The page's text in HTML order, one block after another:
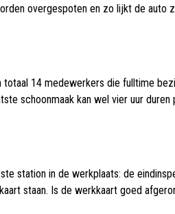
overgespoten en zo lijkt de
14 medewerkers die fulltime
schoonmaak kan wel vier uur
station in de werkplaats: de
staan. Is de werkkaart goed